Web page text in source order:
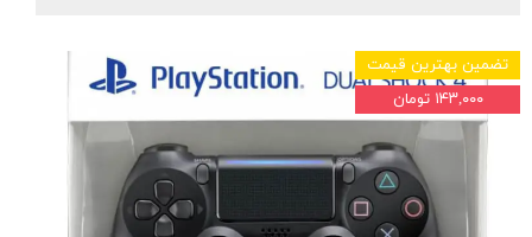
تضمین بهترین قیمت
۱۴۳,۰۰۰ تومان